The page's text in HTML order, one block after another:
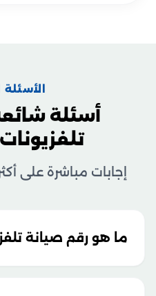
أسئلة
إجابات مباشرة على
ما هو رقم صيانة